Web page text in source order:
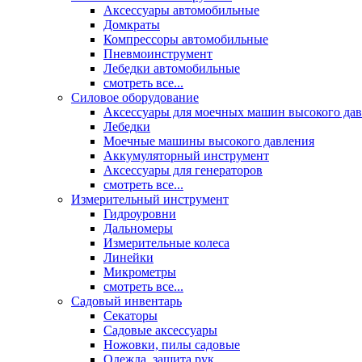
Аксессуары автомобильные
Домкраты
Компрессоры автомобильные
Пневмоинструмент
Лебедки автомобильные
смотреть все...
Силовое оборудование
Аксессуары для моечных машин высокого
Лебедки
Моечные машины высокого давления
Аккумуляторный инструмент
Аксессуары для генераторов
смотреть все...
Измерительный инструмент
Гидроуровни
Дальномеры
Измерительные колеса
Линейки
Микрометры
смотреть все...
Садовый инвентарь
Секаторы
Садовые аксессуары
Ножовки, пилы садовые
Одежда, защита рук